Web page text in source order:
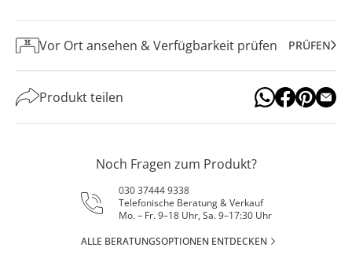
Vor Ort ansehen & Verfügbarkeit prüfen PRÜFEN
Produkt teilen
Noch Fragen zum Produkt?
030 37444 9338
Telefonische Beratung & Verkauf
Mo. – Fr. 9–18 Uhr, Sa. 9–17:30 Uhr
ALLE BERATUNGSOPTIONEN ENTDECKEN